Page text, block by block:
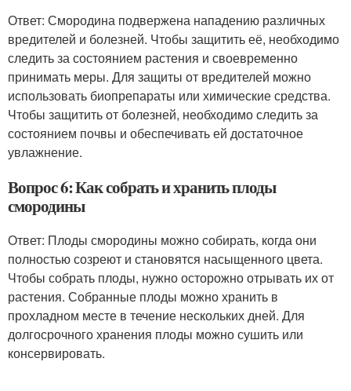
Ответ: Смородина подвержена нападению различных
вредителей и болезней. Чтобы защитить её, необходимо
следить за состоянием растения и своевременно
принимать меры. Для защиты от вредителей можно
использовать биопрепараты или химические средства.
Чтобы защитить от болезней, необходимо следить за
состоянием почвы и обеспечивать ей достаточное
увлажнение.
Вопрос 6: Как собрать и хранить плоды
смородины
Ответ: Плоды смородины можно собирать, когда они
полностью созреют и становятся насыщенного цвета.
Чтобы собрать плоды, нужно осторожно отрывать их от
растения. Собранные плоды можно хранить в
прохладном месте в течение нескольких дней. Для
долгосрочного хранения плоды можно сушить или
консервировать.